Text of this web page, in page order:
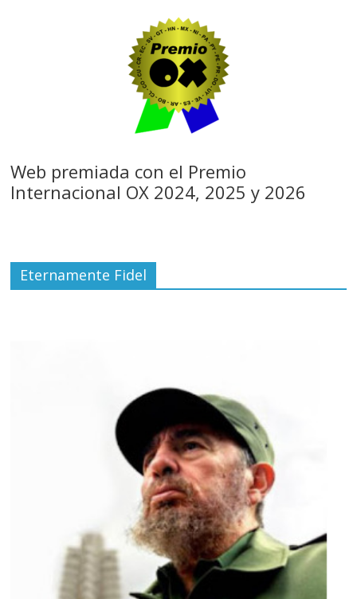
Web premiada con el Premio
Internacional OX 2024, 2025 y 2026
Eternamente Fidel